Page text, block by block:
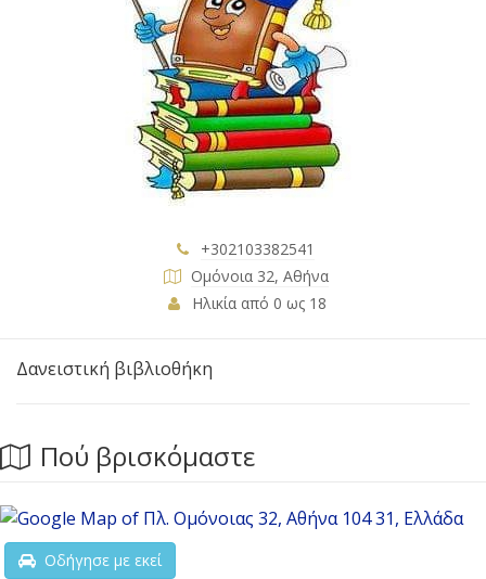
+302103382541
Oμόνοια 32, Αθήνα
Ηλικία από 0 ως 18
Δανειστική βιβλιοθήκη
Πού βρισκόμαστε
Οδήγησε με εκεί